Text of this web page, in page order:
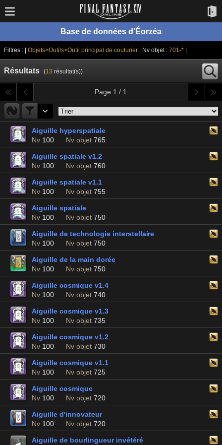
Base de données d'Éorzéa
Filtres : | Objets>Outils>Outil principal de couturier | Nv objet :701-*|
Résultats (13 résultat(s))
Page 1 / 1
Aiguille hyperspatiale
Nv 100 Nv objet 765
Aiguille spatiale v1.2
Nv 100 Nv objet 760
Aiguille spatiale v1.1
Nv 100 Nv objet 755
Aiguille spatiale
Nv 100 Nv objet 750
Aiguille de technologie interstellaire
Nv 100 Nv objet 750
Aiguille de la main dorée
Nv 100 Nv objet 750
Aiguille cosmique v1.4
Nv 100 Nv objet 740
Aiguille cosmique v1.3
Nv 100 Nv objet 735
Aiguille cosmique v1.2
Nv 100 Nv objet 730
Aiguille cosmique v1.1
Nv 100 Nv objet 725
Aiguille cosmique
Nv 100 Nv objet 720
Aiguille d'innovateur
Nv 100 Nv objet 720
Aiguille de bourlingueur invétéré